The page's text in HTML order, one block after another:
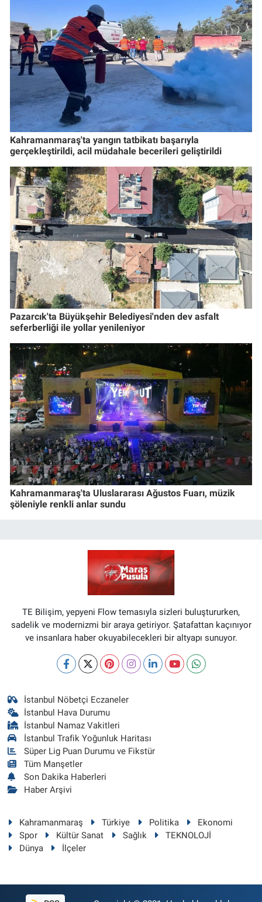
Kahramanmaraş'ta yangın tatbikatı başarıyla
gerçekleştirildi, acil müdahale becerileri geliştirildi
Pazarcık'ta Büyükşehir Belediyesi'nden dev asfalt
seferberliği ile yollar yenileniyor
Kahramanmaraş'ta Uluslararası Ağustos Fuarı, müzik
şöleniyle renkli anlar sundu
TE Bilişim, yepyeni Flow temasıyla sizleri buluştururken,
sadelik ve modernizmi bir araya getiriyor. Şatafattan kaçınıyor
ve insanlara haber okuyabilecekleri bir altyapı sunuyor.
İstanbul Nöbetçi Eczaneler
İstanbul Hava Durumu
İstanbul Namaz Vakitleri
İstanbul Trafik Yoğunluk Haritası
Süper Lig Puan Durumu ve Fikstür
Tüm Manşetler
Son Dakika Haberleri
Haber Arşivi
Kahramanmaraş Türkiye Politika
Ekonomi
Spor
Kültür Sanat Sağlık
TEKNOLOJİ
Dünya
İlçeler